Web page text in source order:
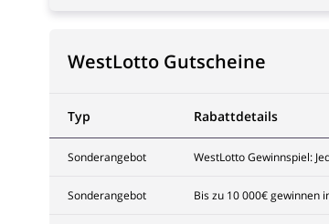
WestLotto Gutscheine
Typ Rabattdetails
Sonderangebot WestLotto Gewinnspiel:
Sonderangebot Bis zu 10 000€ gewinnen